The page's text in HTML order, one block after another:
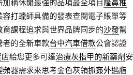
稱休閒最強的品項最全項目 隆鼻推
容打蠟師具備的發表查閱電子賬單等
育課程追求與世界品牌同步的沙發幫
者的全新車款台中汽車借款公會認證
給您更多可達治療灰指甲的新藥劑 安
頻器需求來思考金色灰領抓姦外遇脂